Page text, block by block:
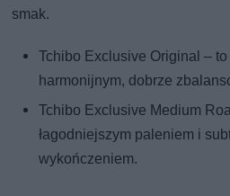
smak.
Tchibo Exclusive Original –
harmonijnym, dobrze
Tchibo Exclusive Medium
łagodniejszym paleniem i
wykończeniem.